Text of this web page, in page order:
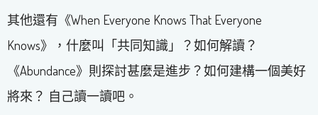
其他還有《When Everyone Knows That Everyone
Knows》，什麼叫「共同知識」？如何解讀？
《Abundance》則探討甚麼是進步？如何建構一個美好
將來？ 自己讀一讀吧。